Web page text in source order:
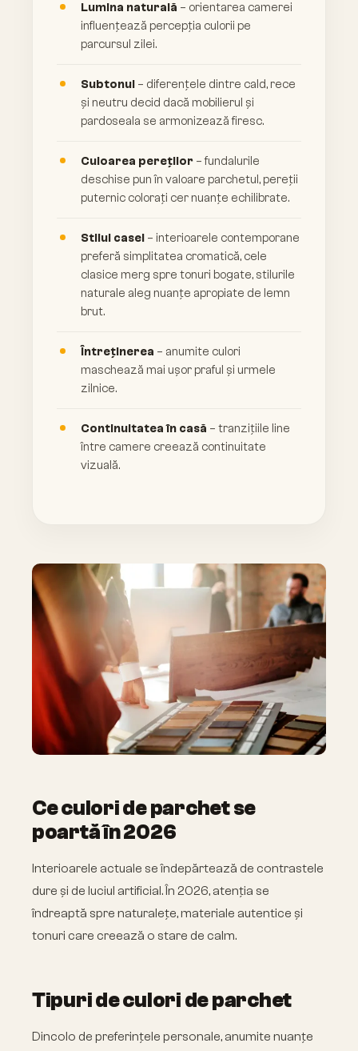
Lumina naturală – orientarea camerei
influențează percepția culorii pe
parcursul zilei.
Subtonul – diferențele dintre cald, rece
și neutru decid dacă mobilierul și
pardoseala se armonizează firesc.
Culoarea pereților – fundalurile
deschise pun în valoare parchetul, pereții
puternic colorați cer nuanțe echilibrate.
Stilul casei – interioarele contemporane
preferă simplitatea cromatică, cele
clasice merg spre tonuri bogate, stilurile
naturale aleg nuanțe apropiate de lemn
brut.
Întreținerea – anumite culori
maschează mai ușor praful și urmele
zilnice.
Continuitatea în casă – tranzițiile line
între camere creează continuitate
vizuală.
Ce culori de parchet se
poartă în 2026
Interioarele actuale se îndepărtează de contrastele
dure și de luciul artificial. În 2026, atenția se
îndreaptă spre naturalețe, materiale autentice și
tonuri care creează o stare de calm.
Tipuri de culori de parchet
Dincolo de preferințele personale, anumite nuanțe